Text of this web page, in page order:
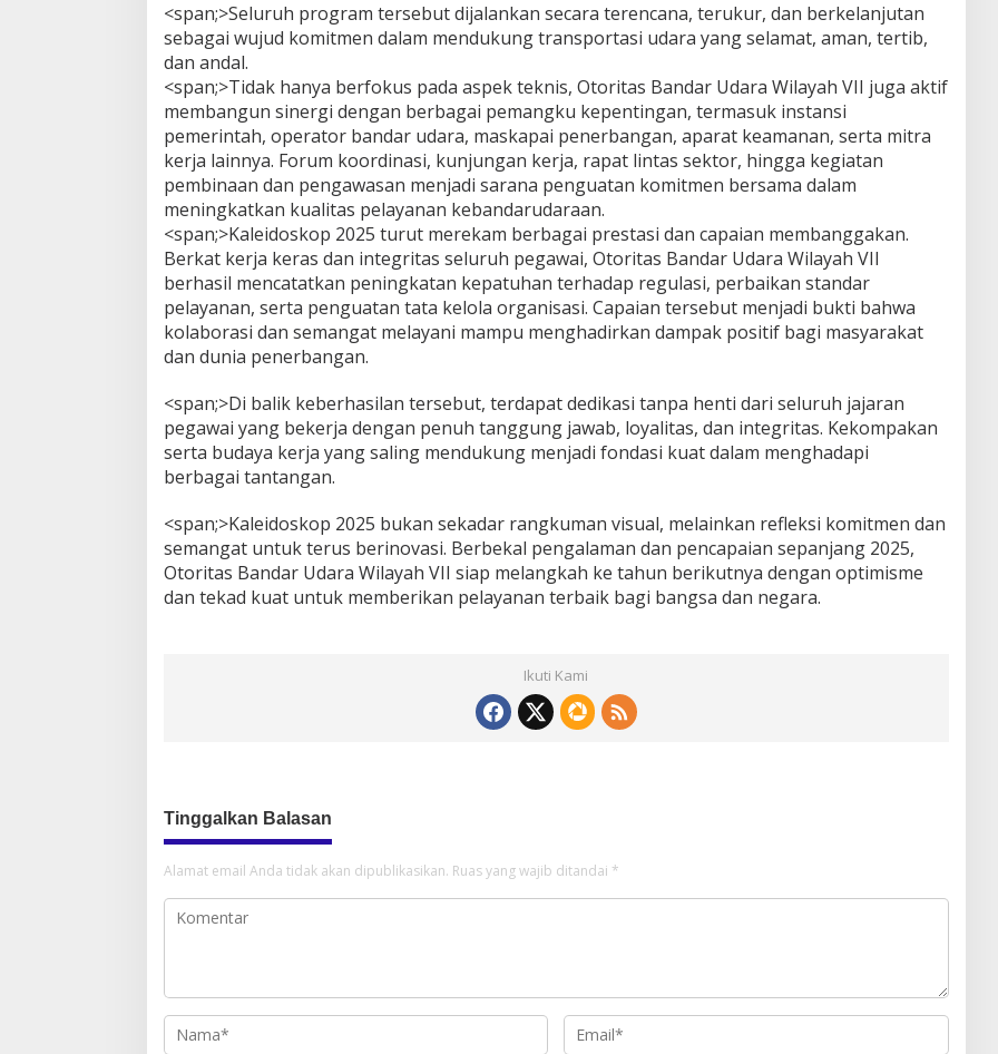
<span;>Seluruh program tersebut dijalankan secara terencana, terukur, dan berkelanjutan
sebagai wujud komitmen dalam mendukung transportasi udara yang selamat, aman, tertib,
dan andal.
<span;>Tidak hanya berfokus pada aspek teknis, Otoritas Bandar Udara Wilayah VII juga aktif
membangun sinergi dengan berbagai pemangku kepentingan, termasuk instansi
pemerintah, operator bandar udara, maskapai penerbangan, aparat keamanan, serta mitra
kerja lainnya. Forum koordinasi, kunjungan kerja, rapat lintas sektor, hingga kegiatan
pembinaan dan pengawasan menjadi sarana penguatan komitmen bersama dalam
meningkatkan kualitas pelayanan kebandarudaraan.
<span;>Kaleidoskop 2025 turut merekam berbagai prestasi dan capaian membanggakan.
Berkat kerja keras dan integritas seluruh pegawai, Otoritas Bandar Udara Wilayah VII
berhasil mencatatkan peningkatan kepatuhan terhadap regulasi, perbaikan standar
pelayanan, serta penguatan tata kelola organisasi. Capaian tersebut menjadi bukti bahwa
kolaborasi dan semangat melayani mampu menghadirkan dampak positif bagi masyarakat
dan dunia penerbangan.
<span;>Di balik keberhasilan tersebut, terdapat dedikasi tanpa henti dari seluruh jajaran
pegawai yang bekerja dengan penuh tanggung jawab, loyalitas, dan integritas. Kekompakan
serta budaya kerja yang saling mendukung menjadi fondasi kuat dalam menghadapi
berbagai tantangan.
<span;>Kaleidoskop 2025 bukan sekadar rangkuman visual, melainkan refleksi komitmen dan
semangat untuk terus berinovasi. Berbekal pengalaman dan pencapaian sepanjang 2025,
Otoritas Bandar Udara Wilayah VII siap melangkah ke tahun berikutnya dengan optimisme
dan tekad kuat untuk memberikan pelayanan terbaik bagi bangsa dan negara.
Ikuti Kami
Tinggalkan Balasan
Alamat email Anda tidak akan dipublikasikan. Ruas yang wajib ditandai *